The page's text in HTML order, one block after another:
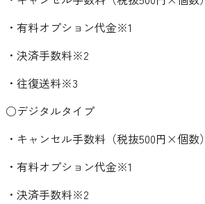
・有料オプション代金※1
・決済手数料※2
・往復送料※3
○デジタルタイプ
・キャンセル手数料（税抜500円×個数）
・有料オプション代金※1
・決済手数料※2